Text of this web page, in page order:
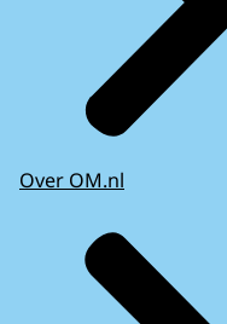
Over OM.nl